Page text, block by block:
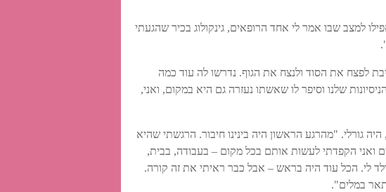
למצב שבו אמר לי אחד הרופאים, גינקולוג בכיר שהגעתי
לפצח את הסוד ולנצח את הגוף. נדרשו לה עוד כמה
שלנו וסיפר לו שאשתו נעזרה גם היא במקום, ואני,
גורלי. "מהרגע הראשון היה בינינו חיבור. הרגשתי שהיא
ואני הקפדתי לעשות אותם בכל מקום – בעבודה, בבית,
לי. הכל עוד היה בראש – אבל כבר ראיתי את זה קורה.
במלים".